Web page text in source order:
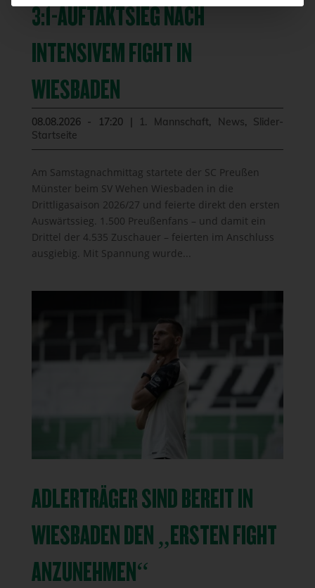
3:1-AUFTAKTSIEG NACH
INTENSIVEM FIGHT IN
WIESBADEN
08.08.2026 - 17:20 | 1. Mannschaft, News, Slider-
Startseite
Am Samstagnachmittag startete der SC Preußen
Münster beim SV Wehen Wiesbaden in die
Drittligasaison 2026/27 und feierte direkt den ersten
Auswärtssieg. 1.500 Preußenfans – und damit ein
Drittel der 4.535 Zuschauer – feierten im Anschluss
ausgiebig. Mit Spannung wurde...
ADLERTRÄGER SIND BEREIT IN
WIESBADEN DEN „ERSTEN FIGHT
ANZUNEHMEN“